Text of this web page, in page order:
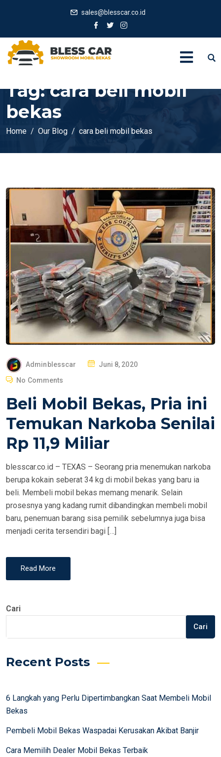
sales@blesscar.co.id
Tag:cara beli mobil
bekas
Home Our Blog cara beli mobil bekas
Adminblesscar
T
D
O
Juni 8, 2020
No Comments
Beli Mobil Bekas, Pria ini
Temukan Narkoba Senilai
Rp 11,9 Miliar
blesscar.co.id – TEXAS – Seorang pria menemukan narkoba
berupa kokain seberat 34 kg di mobil bekas yang baru ia
beli. Membeli mobil bekas memang menarik. Selain
prosesnya yang kadang rumit dibandingkan membeli mobil
baru, penemuan barang sisa pemilik sebelumnya juga bisa
menjadi cerita tersendiri bagi […]
Read More
Cari
Cari
Recent Posts
6 Langkah yang Perlu Dipertimbangkan Saat Membeli Mobil
Bekas
Pembeli Mobil Bekas Waspadai Kerusakan Akibat Banjir
Cara Memilih Dealer Mobil Bekas Terbaik